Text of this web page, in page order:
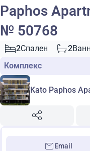
Paphos
№ 50768
2Спален 2
Комплекс
Kato Paphos
Email